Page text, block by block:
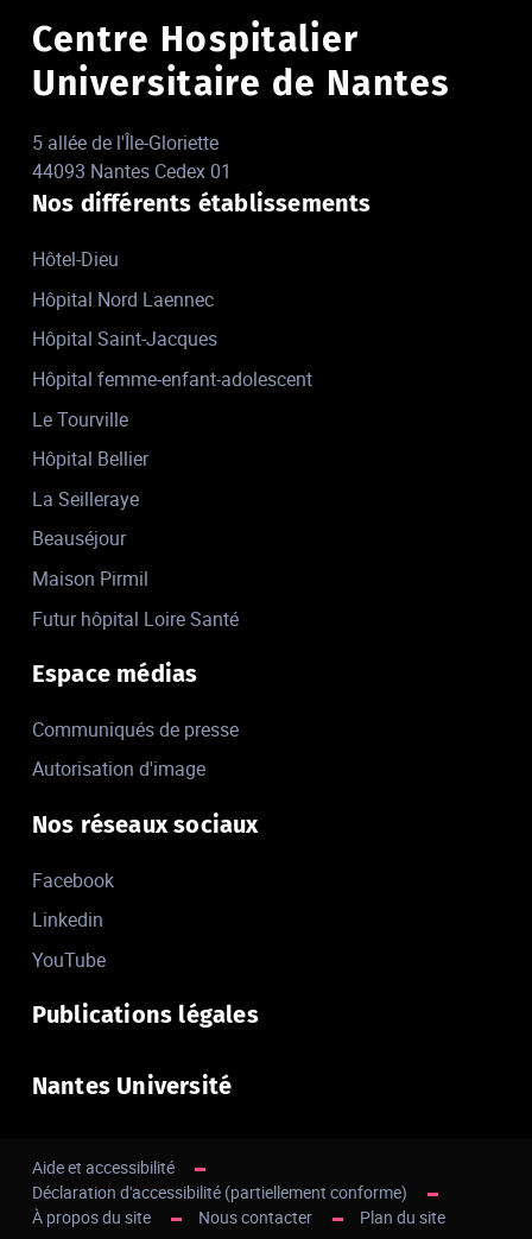
Centre Hospitalier
Universitaire de Nantes
5 allée de l'Île-Gloriette
44093 Nantes Cedex 01
Nos différents établissements
Hôtel-Dieu
Hôpital Nord Laennec
Hôpital Saint-Jacques
Hôpital femme-enfant-adolescent
Le Tourville
Hôpital Bellier
La Seilleraye
Beauséjour
Maison Pirmil
Futur hôpital Loire Santé
Espace médias
Communiqués de presse
Autorisation d'image
Nos réseaux sociaux
Facebook
Linkedin
YouTube
Publications légales
Nantes Université
Aide et accessibilité
Déclaration d'accessibilité (partiellement conforme)
À propos du site
Nous contacter Plan du site